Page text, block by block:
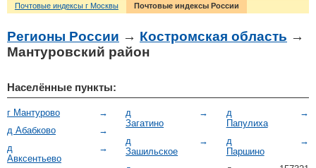
Почтовые индексы г Москвы Почтовые индексы России
Регионы России → Костромская область →
Мантуровский район
Населённые пункты:
→
г Мантурово
→
д Абабково
→
д
Авксентьево
→
д
Загатино
→
д
Зашильское
→
д
Папулиха
→
д
Паршино